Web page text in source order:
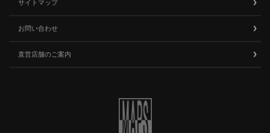
サイトマップ
お問い合わせ
直営店舗のご案内